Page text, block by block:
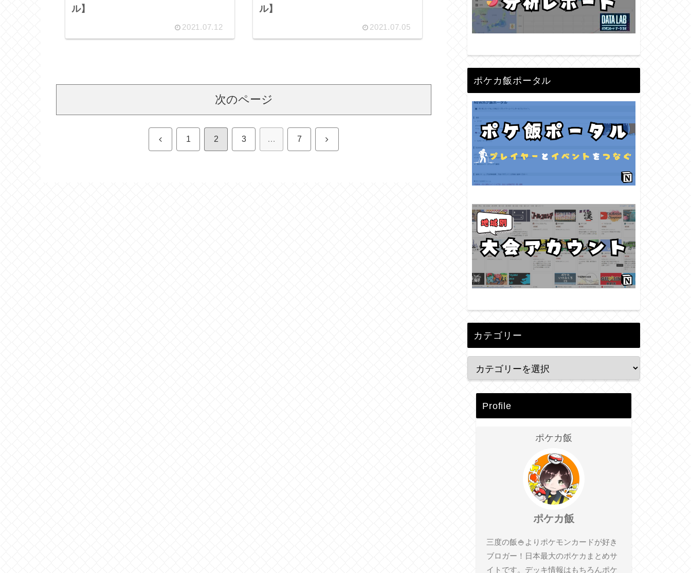
ル】
2021.07.12
ル】
2021.07.05
次のページ
前 1 2 3 … 7 次
ポケカ飯ポータル
カテゴリー
Profile
ポケカ飯
ポケカ飯
三度の飯🍚よりポケモンカードが好き
ブロガー！日本最大のポケカまとめサ
イトです。デッキ情報はもちろんポケ